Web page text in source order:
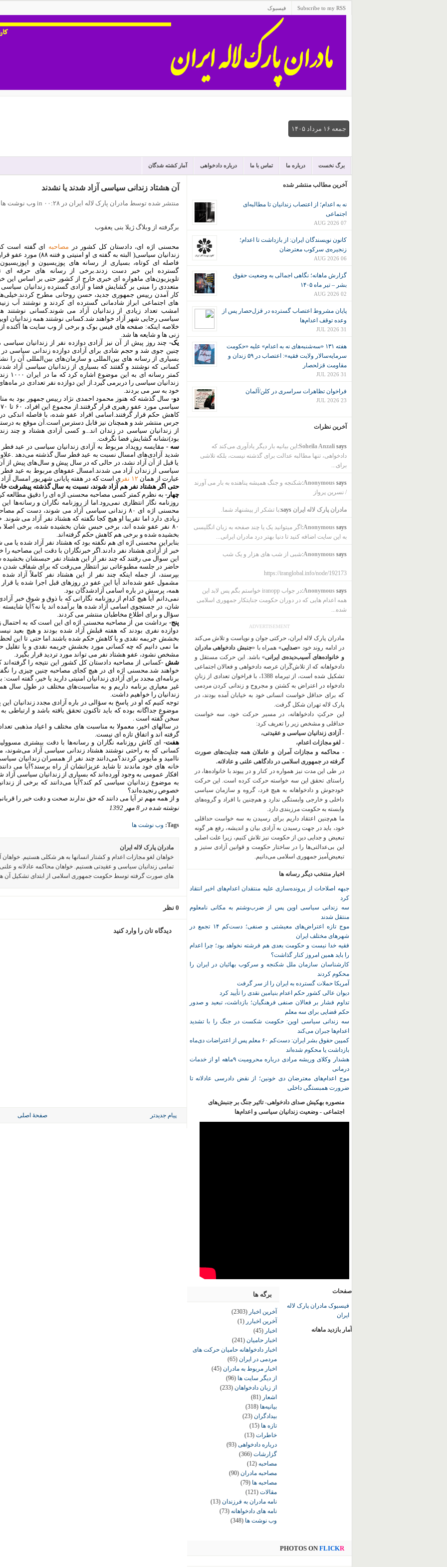
Subscribe to my RSS فیسبوک
جمعه ۱۶ مرداد ۱۴۰۵
برگ نخست درباره ما تماس با ما درباره دادخواهی آمار کشته شدگان
آن هشتاد زندانی سیاسی آزاد شدند یا نشدند
منتشر شده توسط مادران پارک لاله ایران در ۰۰:۲۸ in وب نوشت ها
برگرفته از وبلاگ ژیلا بنی یعقوب
محسنی اژه ای، دادستان کل کشور در مصاحبه
زندانیان سیاسی( البته به گفته ی او امنیتی
فاصله ای کوتاه، بسیاری از رسانه های پوزیسیون و
گسترده این خبر دست زدند.برخی از رسانه های حرفه ای
تلویزیون‌های ماهواره ای خبری خارج از کشور حتی بر اساس این
متعددی را مبنی بر گشایش فضا و آزادی گسترده زندانیان
کار آمدن رییس جمهوری جدید، حسن روحانی مطرح
های اجتماعی ابراز شادمانی گسترده ای کردند و نوشتند آب
امشب تعداد زیادی از زندانیان آزاد می شوند.کسانی نوشتند
سیاسی رجایی شهر آزاد خواهند شد.کسانی نوشتند همه زندانیان
خلاصه اینکه: صفحه های فیس بوک و برخی از وب سایت ها آکنده از
زنی ها و شایعه ها شد.
یک- چند روز پیش از آن نیز آزادی دوازده نفر از زندانیان
چنین جوی شد و حجم شادی برای آزادی دوازده زندانی سیاسی در
بسیاری از رسانه های بین‌المللی و سازمان‌های بین‌المللی آن را
کسانی که نوشتند و گفتند که بسیاری از زندانیان سیاسی آزاد
زندانیان سیاسی را دربرمی گیرد.از این دوازده نفر تعدادی در
خود به سر می بردند.
دو- سال گذشته که هنوز محمود احمدی نژاد رییس جمهور بود به
کاهش حکم قرار گرفتند.اسامی افراد عفو شده، با فاصله
جرس منتشر شد و همچنان نیز قابل دسترس است.آن موقع به درستی
از زندانیان سیاسی در زندان اند...و کسی آزادی هشتاد و
بود)نشانه گشایش فضا نگرفت.
سه -
شدید آزادی‌های امسال نسبت به عید فطر سال گذشته می‌دهد
یا قبل از آن آزاد نشد، در حالی که در سال پیش و سال‌های پیش از
سیاسی از زندان آزاد می شدند.امسال عفوهای مربوط به عید فطر
عبارت از همان ۱۲ نفر
ی است که در هفته پایانی شهریور امسال
حتی اگر هشتاد نفر هم آزاد شوند، نسبت به سال گذشته پیشرفت
چهار- به نظرم کمتر کسی مصاحبه محسنی اژه ای را دقیق مطالعه
روزنامه نگار انتظاری نمی‌رود.اما از روزنامه نگاران و رسانه‌ها
محسنی اژه ای ۸۰ زندانی سیاسی آزاد می شوند، دست
زیادی دارد اما تقریبا او هیچ کجا نگفته که هشتاد نفر آزاد می
۸۰ نفر عفو شده اند، برخی حبس شان بخشیده شده، برخی
بخشیده شده و برخی هم کاهش حکم گرفته‌اند.
بنابراین محسنی اژه ای هم نگفته بود که هشتاد نفر آزاد شده یا
خبر از آزادی هشتاد نفر دادند.اگر خبرنگاران با دقت این مصاحبه را
این سوال می رفتند که چند نفر از این هشتاد نفر حبسشان بخشیده
حاضر در جلسه مطبوعاتی نیز انتظار می‌رفت که برای شفاف
بپرسند، از جمله اینکه چند نفر از این هشتاد نفر کاملاً آزاد
مشمول عفو شده‌اند آیا این عفو در روزهای قبل اجرا شده یا
همه، پرسش در باره اسامی آزادشدگان بود.
شان، در جستجوی اسامی آزاد شده ها برآمده اند یا نه؟آیا
سؤال و برای اطلاع مخاطبان منتشر می کردند.
پنج- برداشت من از مصاحبه محسنی اژه ای این است که به
دوازده نفری بودند که هفته قبلش آزاد شده بودند و هیچ بعید
ما نمی دانیم که چه کسانی مورد بخشش جریمه نقدی و یا تقلیل
مشخص نشود، عفو هشتاد نفر می تواند مورد تردید قرار بگیرد.
شش -کسانی از مصاحبه دادستان کل کشور این نتیجه را
خواهند شد.محسنی اژه ای در هیچ کجای مصاحبه چنین چیزی را
برنامه‌ای مجدد برای آزادی زندانیان امنیتی دارید یا خیر،
زندانیان را خواهیم داشت.
توجه کنیم که او در پاسخ به سؤالی در باره آزادی مجدد زندانیان
موضوع جداگانه بوده که باید تاکنون تحقق یافته باشد و ارتباطی
سخن گفته است .
در سالهای اخیر، معمولا به مناسبت های مختلف و اعیاد مذهبی
گرفته اند و اتفاق تازه ای نیست.
هفت- ای کاش روزنامه نگاران و رسانه‌ها با دقت بیشتری
کسانی که به راحتی نوشتند هشتاد زندانی سیاسی آزاد می‌شوند،
ناامید و مأیوس کردند؟می‌دانند چند نفر از همسران زندانیان
خانه های خود ماندند تا شاید عزیزانشان از راه برسند؟آیا می
افکار عمومی به وجود آورده‌اند که بسیاری از زندانیان سیاسی
به موضوع زندانیان سیاسی کم کند؟آیا می‌دانند که برخی از
خصوص رنجیده‌اند؟
و از همه مهم تر آیا می دانند که حق ندارند صحت و دقت خبر را
نوشته شده در 8 مهر 1392
Tags: وب نوشت ها
مادران پارک لاله ایران
خواهان لغو مجازات اعدام و کشتار انسانها به هر شکلی هستیم.
تمامی زندانیان سیاسی و عقیدتی هستیم. خواهان محاکمه عادلانه و
های صورت گرفته توسط حکومت جمهوری اسلامی از ابتدای تشکیل آن
0 نظر
دیدگاه تان را وارد کنید
پیام جدیدتر صفحهٔ اصلی
آخرین مطالب منتشر شده
نه به اعدام؛ از اعتصاب زندانیان تا مطالبه‌ای
اجتماعی
07 AUG 2026
کانون نويسندگان ايران: از بازداشت تا اعدام؛
زنجیره‌ی سرکوب معترضان
06 AUG 2026
گزارش ماهانه؛ نگاهی اجمالی به وضعیت حقوق
بشر – تیر ماه ۱۴۰۵
02 AUG 2026
پایان مشروط اعتصاب گسترده در قزل‌حصار پس از
وعده توقف اعدام‌ها
31 JUL 2026
هفته ۱۳۱ «سه‌شنبه‌های نه به اعدام» علیه «حکومت
سرمایه‌سالار ولایت فقیه»: اعتصاب در ۵۹ زندان و
مقاومت قزلحصار
31 JUL 2026
فراخوان تظاهرات سراسری در کلن/آلمان
23 JUL 2026
آخرین نظرات
Soheila Anzalisays:
این بیانیه بار دیگر یادآوری می‌کند که
دادخواهی، تنها مطالبه عدالت برای گذشته نیست، بلکه تلاشی
برای...
Anonymoussays:
شکنجه و جنگ همیشه پناهنده به بار می آورند
/ نسرین پرواز
مادران پارک لاله ایران says: با تشکر از پیشنهاد شما.
Anonymoussays:
اگر میتوانید یک یا چند صفحه به زبان انگلیسی
به این سایت اضافه کنید تا دنیا بهتر درد مادران ایرانی...
Anonymoussays: شبی از شب های هزار و یک شب
https://iranglobal.info/node/192173
Anonymoussays:
در جواب iranopp خواستم بگم پس لابد این
همه اعدام هایی که در دوران حکومت جنایتکار جمهوری اسلامی
شده...
ADVERTISEMENT
مادران پارک لاله ایران، حرکتی جوان و نوپاست و تلاش می‌کند
در ادامه روند خود «صدایی» همراه با «جنبش دادخواهی مادران
و خانواده‌های آسیب‌دیده‌ی ایرانی» باشد. این حرکت مستقل و
دادخواهانه که از تلاش‌گَران عرصه دادخواهی و فعالان اجتماعی
تشکیل شده است، از تیرماه 1388، با فراخوان تعدادی از زنانِ
دادخواه در اعتراض به کشتن و مجروح و زندانی کردن مردمی
که برای حداقل خواست انسانی خود به خیابان آمده بودند، در
پارک لاله تهران شکل گرفت.
این حرکتِ دادخواهانه، در مسیر حرکت خود، سه خواست
حداقلی و مشخص زیر را تعریف کرد:
- آزادی زندانیان سیاسی و عقیدتی،
- لغو مجازات اعدام،
- محاکمه و مجازات آمران و عاملان همه جنایت‌های صورت
گرفته در جمهوری اسلامی در دادگاهی علنی و عادلانه.
در طی این مدت نیز همواره در کنار و در پیوند با خانواده‌ها، در
راستای تحقق این سه خواسته حرکت کرده است. این حرکت
خودجوش و دادخواهانه به هیچ فرد، گروه و سازمان سیاسی
داخلی و خارجی وابستگی ندارد و هم‌چنین با افراد و گروه‌های
وابسته به حکومت مرزبندی دارد.
ما هم‌چنین اعتقاد داریم برای رسیدن به سه خواست حداقلی
خود، باید در جهت رسیدن به آزادی بیان و اندیشه، رفع هر گونه
تبعیض و جدایی دین از حکومت نیز تلاش کنیم، زیرا علت اصلی
این بی‌عدالتی‌ها را در ساختار حکومت و قوانین آزادی ستیز و
تبعیض‌آمیز جمهوری اسلامی می‌دانیم.
اخبار منتخب دیگر رسانه ها
جبهه اصلاحات از پرونده‌سازی علیه منتقدان اعدام‌های اخیر انتقاد
کرد
سه زندانی سیاسی اوین پس از ضرب‌وشتم به مکانی نامعلوم
منتقل شدند
موج تازه اعتراض‌های معیشتی و صنفی؛ دست‌کم ۱۴ تجمع در
شهرهای مختلف ایران
فقیه خدا نیست و حکومت بعدی هم فرشته نخواهد بود؛ چرا اعدام
را باید همین امروز کنار گذاشت؟
کارشناسان سازمان ملل شکنجه و سرکوب بهائیان در ایران را
محکوم کردند
آمریکا حملات گسترده به ایران را از سر گرفت
دیوان عالی کشور حکم اعدام بنیامین نقدی را تأیید کرد
تداوم فشار بر فعالان صنفی فرهنگیان؛ بازداشت، تبعید و صدور
حکم قضایی برای سه معلم
سه زندانی سیاسی اوین: حکومت شکست در جنگ را با تشدید
اعدام‌ها جبران می‌کند
کمپین حقوق بشر ایران: دست‌کم ۶۰ معلم پس از اعتراضات دی‌ماه
بازداشت یا محکوم شده‌اند
هشدار وکلای وریشه مرادی درباره محرومیت ۹ماهه او از خدمات
درمانی
موج اعدام‌های معترضان دی‌ خونین؛ از نقض دادرسی عادلانه تا
ضرورت همبستگی داخلی
منصوره بهکیش صدای دادخواهی- تاثیر جنگ بر جنبش‌های
اجتماعی - وضعیت زندانیان سیاسی و اعدام‌ها
برگه ها
آخرین اخبار (2303)
آخرین اخبارر (1)
اخبار (45)
اخبار حامیان (241)
اخبار دادخواهانه حامیان حرکت های
مردمی در ایران (65)
اخبار مربوط به مادران (45)
از دیگر سایت ها (96)
از زبان دادخواهان (233)
اشعار (81)
بیانیه‌ها (318)
بیدادگران (23)
تازه ها (15)
خاطرات (13)
درباره دادخواهی (93)
گزارشات (366)
مصاحبه (12)
مصاحبه مادران (90)
مصاحبه ها (79)
مقالات (121)
نامه مادران به فرزندان (13)
نامه های دادخواهانه (73)
وب نوشت ها (348)
صفحات
فیسبوک مادران پارک لاله
ایران
آمار بازدید ماهانه
PHOTOS ON FLICKR